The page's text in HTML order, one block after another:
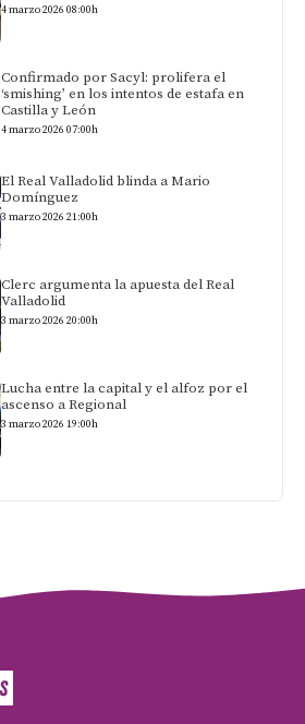
4 marzo 2026 08:00h
Confirmado por Sacyl: prolifera el
‘smishing’ en los intentos de estafa en
Castilla y León
4 marzo 2026 07:00h
El Real Valladolid blinda a Mario
Domínguez
3 marzo 2026 21:00h
Clerc argumenta la apuesta del Real
Valladolid
3 marzo 2026 20:00h
Lucha entre la capital y el alfoz por el
ascenso a Regional
3 marzo 2026 19:00h